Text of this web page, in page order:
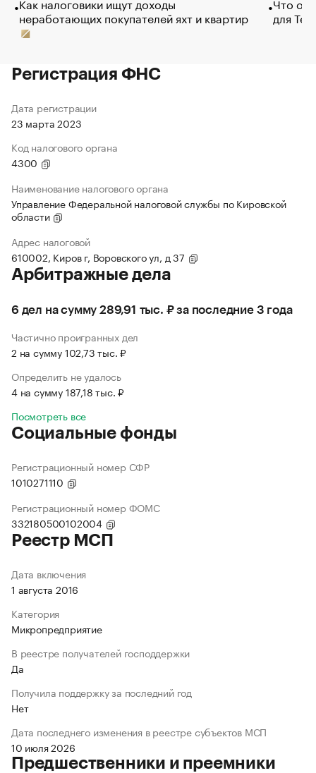
неработающих покупателей яхт и квартир
для
Регистрация ФНС
Дата регистрации
23 марта 2023
Код налогового органа
4300
Наименование налогового органа
Управление Федеральной налоговой службы по Кировской
области
Адрес налоговой
610002, Киров г, Воровского ул, д 37
Арбитражные дела
6 дел на сумму 289,91 тыс. ₽ за последние 3 года
Частично проигранных дел
2 на сумму 102,73 тыс. ₽
Определить не удалось
4 на сумму 187,18 тыс. ₽
Посмотреть все
Социальные фонды
Регистрационный номер СФР
1010271110
Регистрационный номер ФОМС
332180500102004
Реестр МСП
Дата включения
1 августа 2016
Категория
Микропредприятие
В реестре получателей господдержки
Да
Получила поддержку за последний год
Нет
Дата последнего изменения в реестре субъектов МСП
10 июля 2026
Предшественники и преемники